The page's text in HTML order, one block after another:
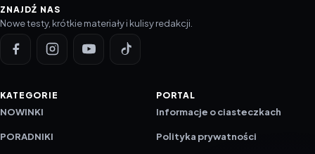
ZNAJDŹ NAS
Nowe testy, krótkie materiały i kulisy redakcji.
KATEGORIE
NOWINKI
PORADNIKI
PORTAL
Informacje o ciasteczkach
Polityka prywatności